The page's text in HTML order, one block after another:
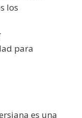
los
para
es una